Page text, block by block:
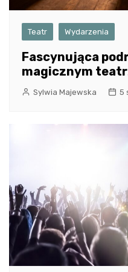
Teatr Wydarzenia
Fascynująca
magicznym
Sylwia Majewska 5